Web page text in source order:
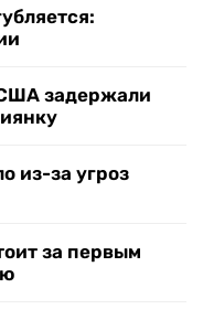
задержали
из-за угроз
за первым